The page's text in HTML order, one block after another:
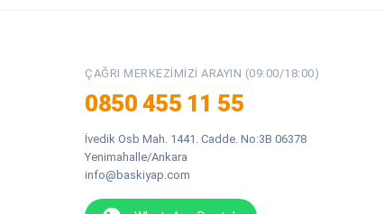
ÇAĞRI MERKEZIMIZI ARAYIN (09:00/18:00)
0850 455 11 55
İvedik Osb Mah. 1441. Cadde. No:3B 06378
Yenimahalle/Ankara
info@baskiyap.com